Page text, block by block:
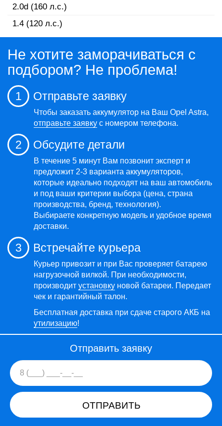
2.0d (160 л.с.)
1.4 (120 л.с.)
Не хотите заморачиваться с
подбором? Не проблема!
1 Отправьте заявку
Чтобы заказать аккумулятор на Ваш Opel Astra,
отправьте заявку с номером телефона.
2 Обсудите детали
В течение 5 минут Вам позвонит эксперт и
предложит 2-3 варианта аккумуляторов,
которые идеально подходят на ваш автомобиль
и под ваши критерии выбора (цена, страна
производства, бренд, технология).
Выбираете конкретную модель и удобное время
доставки.
3 Встречайте курьера
Курьер привозит и при Вас проверяет батарею
нагрузочной вилкой. При необходимости,
производит установку новой батареи. Передает
чек и гарантийный талон.
Бесплатная доставка при сдаче старого АКБ на
утилизацию!
Отправить заявку
ОТПРАВИТЬ